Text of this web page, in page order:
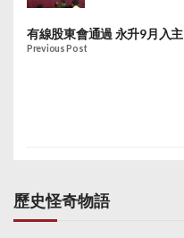
有線股東會通過 永升9月入主
Previous Post
歷史怪奇物語